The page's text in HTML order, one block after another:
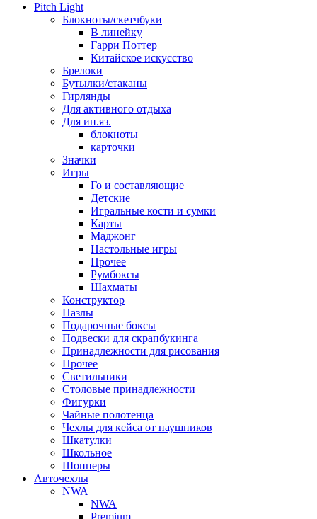
Pitch Light
Блокноты/скетчбуки
В линейку
Гарри Поттер
Китайское искусство
Брелоки
Бутылки/стаканы
Гирлянды
Для активного отдыха
Для ин.яз.
блокноты
карточки
Значки
Игры
Го и составляющие
Детские
Игральные кости и сумки
Карты
Маджонг
Настольные игры
Прочее
Румбоксы
Шахматы
Конструктор
Пазлы
Подарочные боксы
Подвески для скрапбукинга
Принадлежности для рисования
Прочее
Светильники
Столовые принадлежности
Фигурки
Чайные полотенца
Чехлы для кейса от наушников
Шкатулки
Школьное
Шопперы
Авточехлы
NWA
NWA
Premium